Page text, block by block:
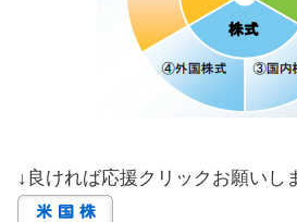
↓良ければ応援クリックお願いし